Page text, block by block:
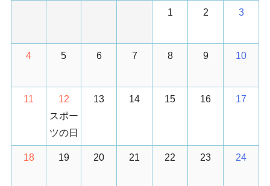
1 2 3
4 5 6 7 8 9 10
11
12
スポー
ツの日
13 14 15 16 17
18 19 20 21 22 23 24